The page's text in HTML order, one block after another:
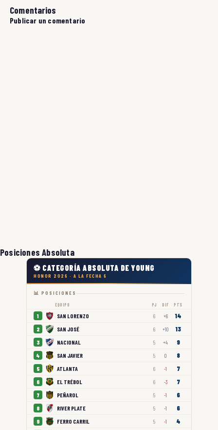
Comentarios
Publicar un comentario
Posiciones Absoluta
⚽ CATEGORÍA ABSOLUTA DE YOUNG
HONOR 2026 · A LA FECHA 6
📊 POSICIONES
EQUIPO PJ DIF PTS
1 SAN LORENZO 6 +6 14
2 SAN JOSÉ 6 +10 13
3 NACIONAL 5 +4 9
4 SAN JAVIER 5 0 8
5 ATLANTA 6 -1 7
6 EL TRÉBOL 6 -3 7
7 PEÑAROL 5 -1 6
8 RIVER PLATE 5 -1 6
9 FERRO CARRIL 5 -1 4